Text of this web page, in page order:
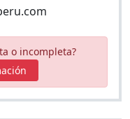
o incompleta?